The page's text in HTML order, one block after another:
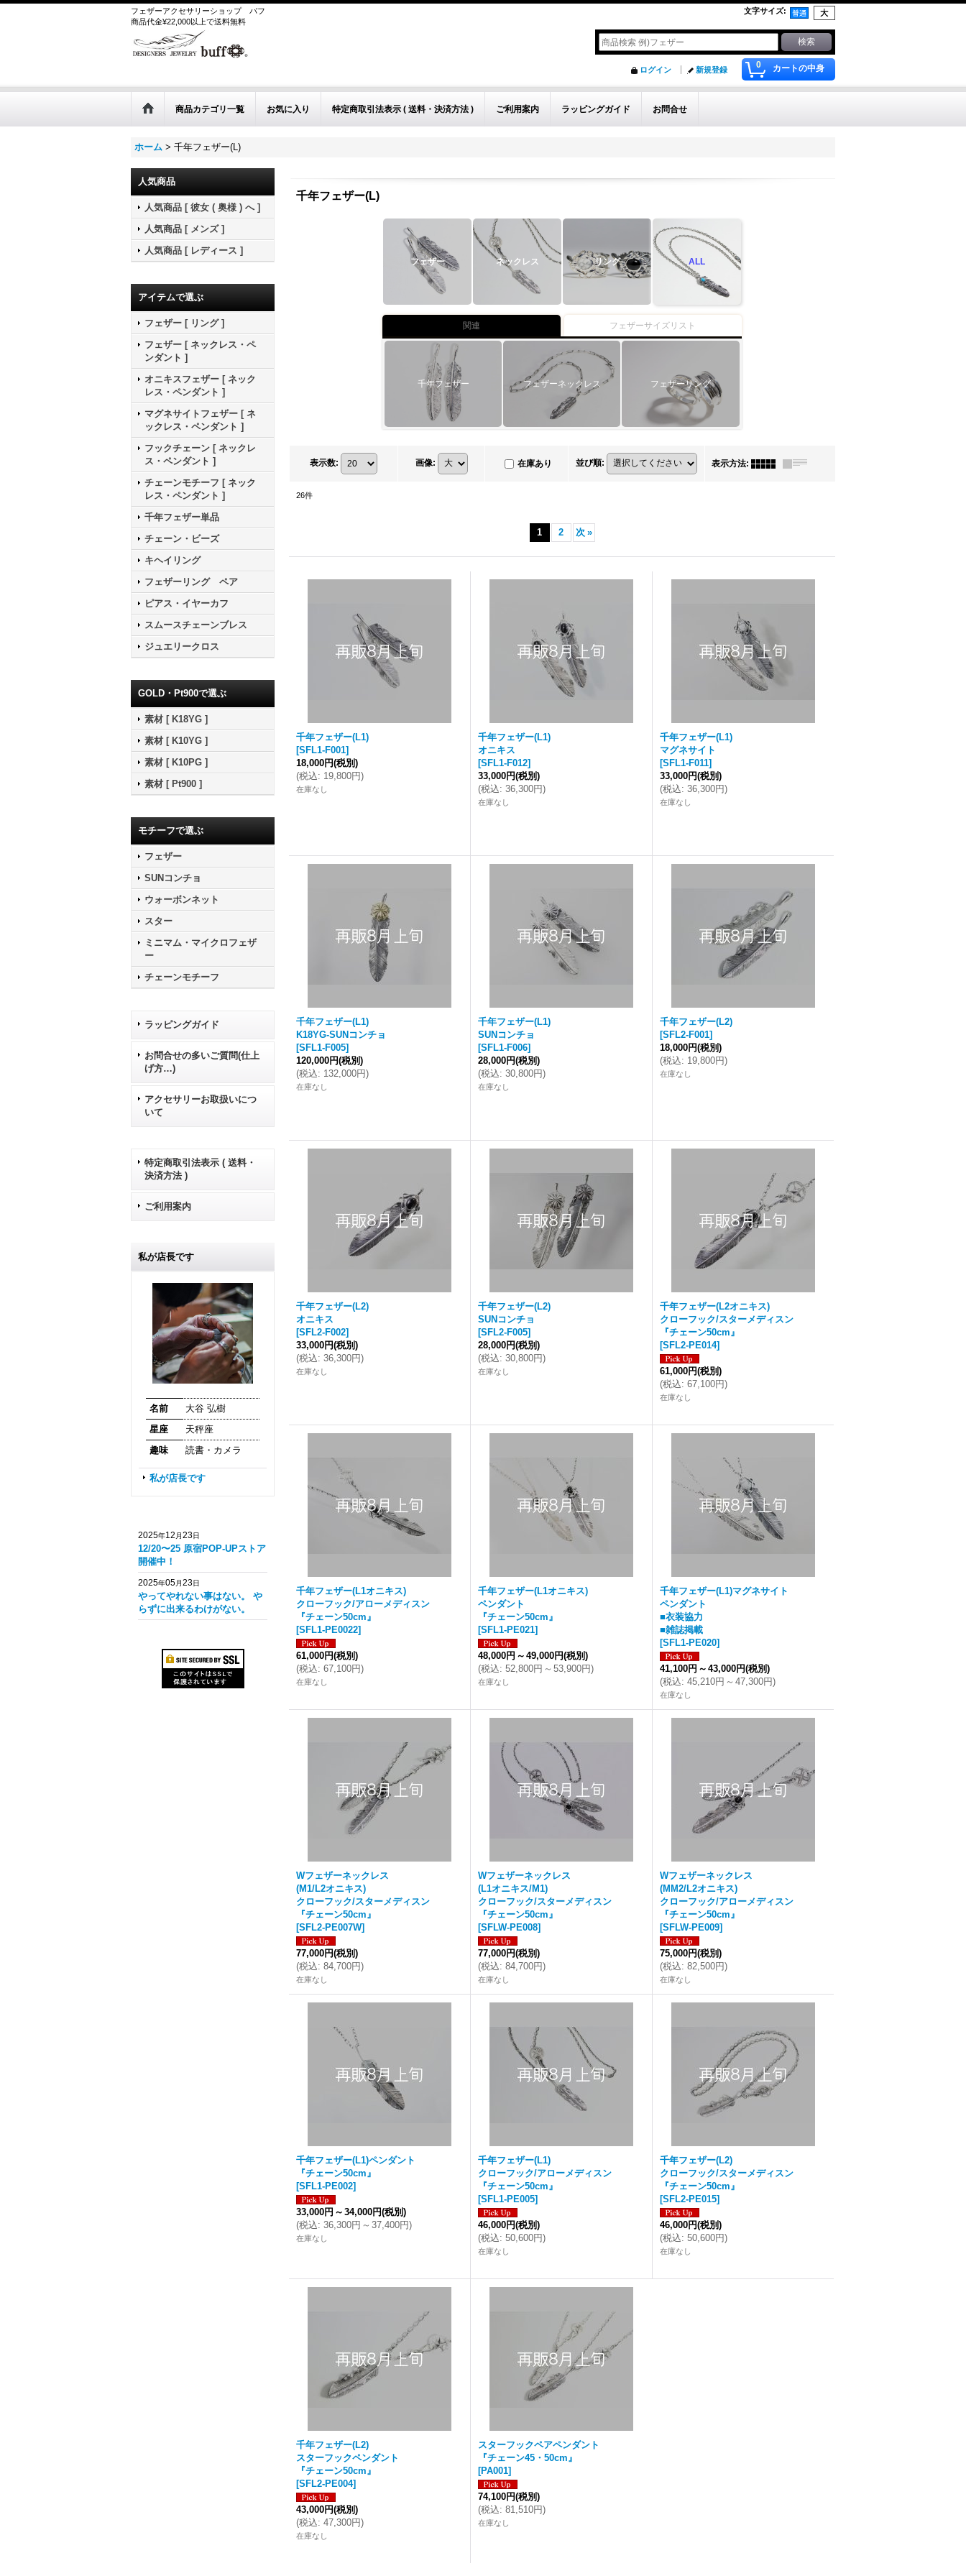
フェザーアクセサリーショップ
バフ
商品代金¥22,000以上で送料無料
文字サイズ:
0 カートの中身
ログイン 新規登録
商品カテゴリ一覧 お気に入り 特定商取引法表示 ( 送料・決済方法 ) ご利用案内 ラッピングガイド お問合せ
ホーム > 千年フェザー(L)
人気商品
人気商品 [ 彼女 ( 奥様 ) へ ]
人気商品 [ メンズ ]
人気商品 [ レディース ]
アイテムで選ぶ
フェザー [ リング ]
フェザー [ ネックレス・ペ
ンダント ]
オニキスフェザー [ ネック
レス・ペンダント ]
マグネサイトフェザー [ ネ
ックレス・ペンダント ]
フックチェーン [ ネックレ
ス・ペンダント ]
チェーンモチーフ [ ネック
レス・ペンダント ]
千年フェザー単品
チェーン・ビーズ
キヘイリング
フェザーリング ペア
ピアス・イヤーカフ
スムースチェーンブレス
ジュエリークロス
GOLD・Pt900で選ぶ
素材 [ K18YG ]
素材 [ K10YG ]
素材 [ K10PG ]
素材 [ Pt900 ]
モチーフで選ぶ
フェザー
SUNコンチョ
ウォーボンネット
スター
ミニマム・マイクロフェザ
ー
チェーンモチーフ
ラッピングガイド
お問合せの多いご質問(仕上
げ方…)
アクセサリーお取扱いにつ
いて
特定商取引法表示 ( 送料・
決済方法 )
ご利用案内
私が店長です
名前
大谷 弘樹
星座
天秤座
趣味
読書・カメラ
私が店長です
2025年12 月23日
12/20〜25 原宿POP-UPストア
開催中！
2025年05月23日
やってやれない事はない。 や
らずに出来るわけがない。
千年フェザー(L)
フェザー ネックレス リング ALL
関連 フェザーサイズリスト
千年フェザー フェザーネックレス フェザーリング
表示数: 画像: 在庫あり 並び順: 表示方法:
26件
1 2 次 »
千年フェザー(L1)
[SFL1-F001]
18,000円(税別)
(税込: 19,800円)
在庫なし
千年フェザー(L1)
オニキス
[SFL1-F012]
33,000円(税別)
(税込: 36,300円)
在庫なし
千年フェザー(L1)
マグネサイト
[SFL1-F011]
33,000円(税別)
(税込: 36,300円)
在庫なし
千年フェザー(L1)
K18YG-SUNコンチョ
[SFL1-F005]
120,000円(税別)
(税込: 132,000円)
在庫なし
千年フェザー(L1)
SUNコンチョ
[SFL1-F006]
28,000円(税別)
(税込: 30,800円)
在庫なし
千年フェザー(L2)
[SFL2-F001]
18,000円(税別)
(税込: 19,800円)
在庫なし
千年フェザー(L2)
オニキス
[SFL2-F002]
33,000円(税別)
(税込: 36,300円)
在庫なし
千年フェザー(L2)
SUNコンチョ
[SFL2-F005]
28,000円(税別)
(税込: 30,800円)
在庫なし
千年フェザー(L2オニキス)
クローフック/スターメディスン
『チェーン50cm』
[SFL2-PE014]
61,000円(税別)
(税込: 67,100円)
在庫なし
千年フェザー(L1オニキス)
クローフック/アローメディスン
『チェーン50cm』
[SFL1-PE0022]
61,000円(税別)
(税込: 67,100円)
在庫なし
千年フェザー(L1オニキス)
ペンダント
『チェーン50cm』
[SFL1-PE021]
48,000円 ～ 49,000円(税別)
(税込: 52,800円 ～ 53,900円)
在庫なし
千年フェザー(L1)マグネサイト
ペンダント
■衣装協力
■雑誌掲載
[SFL1-PE020]
41,100円 ～ 43,000円(税別)
(税込: 45,210円 ～ 47,300円)
在庫なし
Wフェザーネックレス
(M1/L2オニキス)
クローフック/スターメディスン
『チェーン50cm』
[SFL2-PE007W]
77,000円(税別)
(税込: 84,700円)
在庫なし
Wフェザーネックレス
(L1オニキス/M1)
クローフック/スターメディスン
『チェーン50cm』
[SFLW-PE008]
77,000円(税別)
(税込: 84,700円)
在庫なし
Wフェザーネックレス
(MM2/L2オニキス)
クローフック/アローメディスン
『チェーン50cm』
[SFLW-PE009]
75,000円(税別)
(税込: 82,500円)
在庫なし
千年フェザー(L1)ペンダント
『チェーン50cm』
[SFL1-PE002]
33,000円 ～ 34,000円(税別)
(税込: 36,300円 ～ 37,400円)
在庫なし
千年フェザー(L1)
クローフック/アローメディスン
『チェーン50cm』
[SFL1-PE005]
46,000円(税別)
(税込: 50,600円)
在庫なし
千年フェザー(L2)
クローフック/スターメディスン
『チェーン50cm』
[SFL2-PE015]
46,000円(税別)
(税込: 50,600円)
在庫なし
千年フェザー(L2)
スターフックペンダント
『チェーン50cm』
[SFL2-PE004]
43,000円(税別)
(税込: 47,300円)
在庫なし
スターフックペアペンダント
『チェーン45・50cm』
[PA001]
74,100円(税別)
(税込: 81,510円)
在庫なし